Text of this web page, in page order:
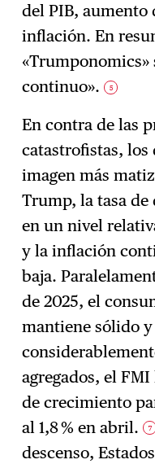
del PIB, aumento
inflación. En
«Trumponomics»
continuo». 5
En contra de las
catastrofistas, los
imagen más
Trump, la tasa de
en un nivel
y la inflación
baja.
de 2025, el
mantiene sólido
agregados, el
de crecimiento
al 1,8 % en abril. 7
descenso,